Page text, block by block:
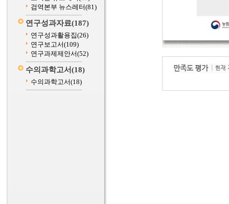
검역본부 뉴스레터(81)
연구성과자료(187)
연구성과활용집(26)
연구보고서(109)
연구과제제안서(52)
수의과학고서(18)
수의과학고서(18)